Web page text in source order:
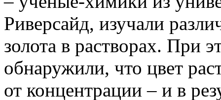
Риверсайд, изучали
золота в растворах. При
обнаружили, что цвет
от концентрации – и в